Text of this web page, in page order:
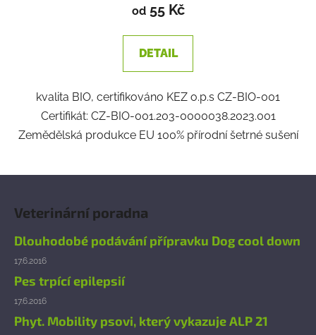
od55 Kč
DETAIL
kvalita BIO, certifikováno KEZ o.p.s CZ-BIO-001
Certifikát: CZ-BIO-001.203-0000038.2023.001
Zemědělská produkce EU 100% přírodní šetrné sušení
Veterinární poradna
Dlouhodobé podávání přípravku Dog cool down
17.6.2016
Pes trpící epilepsií
17.6.2016
Phyt. Mobility psovi, který vykazuje ALP 21